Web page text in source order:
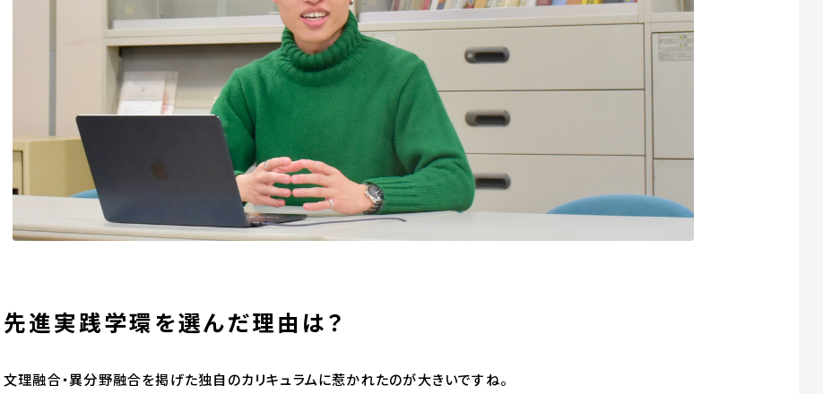
先進実践学環を選んだ理由は？
文理融合・異分野融合を掲げた独自のカリキュラムに惹かれたのが大きいですね。